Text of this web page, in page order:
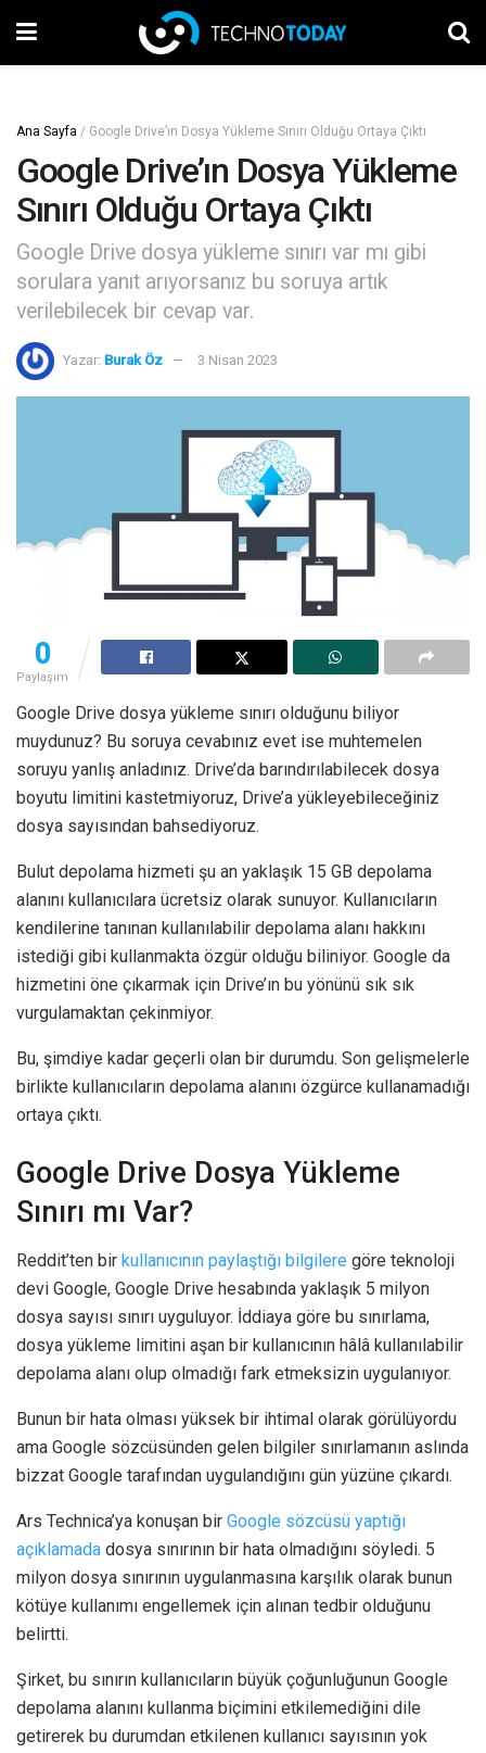
Ana Sayfa / Google Drive’ın Dosya Yükleme Sınırı Olduğu Ortaya Çıktı
Google Drive’ın Dosya Yükleme
Sınırı Olduğu Ortaya Çıktı
Google Drive dosya yükleme sınırı var mı gibi
sorulara yanıt arıyorsanız bu soruya artık
verilebilecek bir cevap var.
Yazar: Burak Öz 3 Nisan 2023
0
Paylaşım
Google Drive dosya yükleme sınırı olduğunu biliyor
muydunuz? Bu soruya cevabınız evet ise muhtemelen
soruyu yanlış anladınız. Drive’da barındırılabilecek dosya
boyutu limitini kastetmiyoruz, Drive’a yükleyebileceğiniz
dosya sayısından bahsediyoruz.
Bulut depolama hizmeti şu an yaklaşık 15 GB depolama
alanını kullanıcılara ücretsiz olarak sunuyor. Kullanıcıların
kendilerine tanınan kullanılabilir depolama alanı hakkını
istediği gibi kullanmakta özgür olduğu biliniyor. Google da
hizmetini öne çıkarmak için Drive’ın bu yönünü sık sık
vurgulamaktan çekinmiyor.
Bu, şimdiye kadar geçerli olan bir durumdu. Son gelişmelerle
birlikte kullanıcıların depolama alanını özgürce kullanamadığı
ortaya çıktı.
Google Drive Dosya Yükleme
Sınırı mı Var?
Reddit’ten bir kullanıcının paylaştığı bilgilere göre teknoloji
devi Google, Google Drive hesabında yaklaşık 5 milyon
dosya sayısı sınırı uyguluyor. İddiaya göre bu sınırlama,
dosya yükleme limitini aşan bir kullanıcının hâlâ kullanılabilir
depolama alanı olup olmadığı fark etmeksizin uygulanıyor.
Bunun bir hata olması yüksek bir ihtimal olarak görülüyordu
ama Google sözcüsünden gelen bilgiler sınırlamanın aslında
bizzat Google tarafından uygulandığını gün yüzüne çıkardı.
Ars Technica’ya konuşan bir Google sözcüsü yaptığı
açıklamada dosya sınırının bir hata olmadığını söyledi. 5
milyon dosya sınırının uygulanmasına karşılık olarak bunun
kötüye kullanımı engellemek için alınan tedbir olduğunu
belirtti.
Şirket, bu sınırın kullanıcıların büyük çoğunluğunun Google
depolama alanını kullanma biçimini etkilemediğini dile
getirerek bu durumdan etkilenen kullanıcı sayısının yok